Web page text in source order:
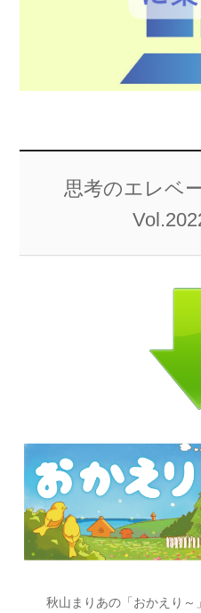
思考のエレベ
秋山まりあの「おかえり